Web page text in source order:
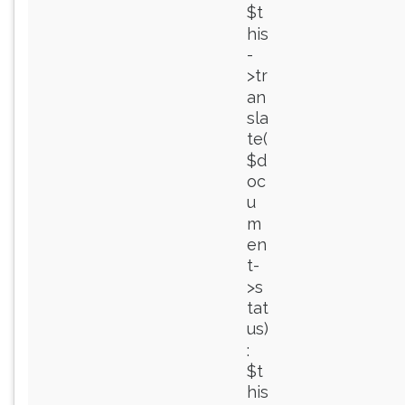
$t
his
-
>tr
an
sla
te(
$d
oc
u
m
en
t-
>s
tat
us)
:
$t
his